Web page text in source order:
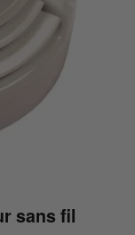
sans fil